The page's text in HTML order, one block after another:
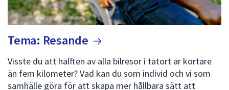
Tema: Resande
Visste du att hälften av alla bilresor i tätort är kortare
än fem kilometer? Vad kan du som individ och vi som
samhälle göra för att skapa mer hållbara sätt att